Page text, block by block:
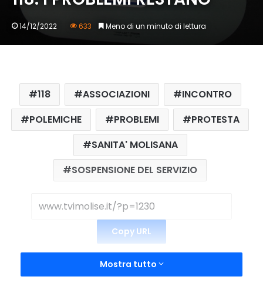
14/12/2022 633 Meno di un minuto di lettura
118 ASSOCIAZIONI
INCONTRO
POLEMICHE
PROBLEMI
PROTESTA
SANITA' MOLISANA
SOSPENSIONE DEL SERVIZIO
Copy URL
Mostra tutto